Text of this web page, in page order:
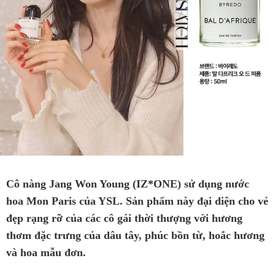
Cô nàng Jang Won Young (IZ*ONE) sử dụng nước
hoa Mon Paris của YSL. Sản phẩm này đại diện cho vẻ
đẹp rạng rỡ của các cô gái thời thượng với hương
thơm đặc trưng của dâu tây, phúc bồn từ, hoắc hương
và hoa mẫu đơn.